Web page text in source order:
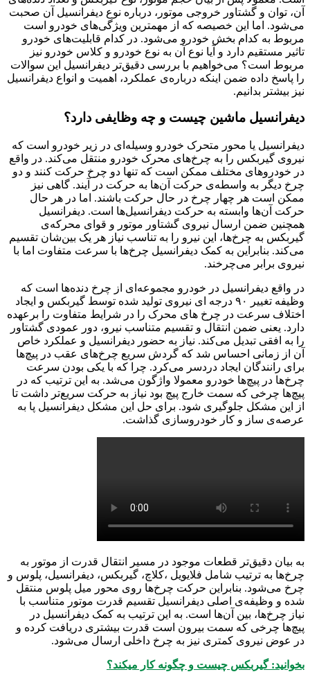
آن، توان و گشتاور خروجی موتور، درباره‌ نوع دیفرانسیل آن صحبت
می‌شود. اما این خصیصه که از مهمترین ویژگی‌های خودرو است
مربوط به کدام بخش خودرو می‌شود. در کدام قابلیت‌های خودرو
تاثیر مستقیم دارد و آیا نوع آن به نوع خودرو و کلاس خودرو نیز
‬نیز‭ ‬بیشتر‭ ‬بدانیم‭.‬
دیفرانسیل ماشین چیست و چه وظایفی دارد؟
دیفرانسیل یا محور متحرک خودرو وسیله‌ای در زیر خودرو است که
نیروی گیربکس را به چرخ‌های محرک خودرو منتقل می‌کند. در واقع
در خودروهای مختلف ممکن است که تنها دو چرخ حرکت کنند و دو
چرخ دیگر به واسطه‌ی حرکت آن‌ها به حرکت در آیند. گاهی نیز
ممکن است هر چهار چرخ در حال حرکت باشند. اما در هر حال
حرکت آن‌ها وابسته به حرکت دیفرانسیل‌ها است. دیفرانسیل
همچنین ضمن ارسال نیروی گشتاور موتور و قوای محرکه‌ی
گیربکس به چرخ‌ها، این نیرو را به تناسب نیاز هر یک بین‌شان تقسیم
می‌کند. بنابراین به کمک دیفرانسیل چرخ‌ها با سرعت متفاوت اما با
نیروی برابر می‌چرخند.
‬دارد‭.‬ یعنی ضمن انتقال و تقسیم متناسب نیرو، دور عمودی گشتاور
را به افقی تبدیل می‌کند. نیاز به حضور دیفرانسیل و عملکرد خاص
آن از زمانی احساس شد که گردش سریع چرخ‌های عقب در پیچ‌ها
برای رانندگان ایجاد دردسر می‌کرد. چرا که با یکی بودن سرعت
چرخ‌ها در پیچ‌ها خودرو معمولا واژگون می‌شد. به این ترتیب که در
پیچ‌ها چرخی که سمت خارج پیچ بود نیاز به حرکت سریع‌تر داشت تا
از این مشکل جلوگیری شود. برای حل این مشکل دیفرانسیل پا به
عرصه‌ی ساز و کار خودروسازی گذاشت.
به بیان دقیق‌تر قطعات موجود در مسیر انتقال قدرت از موتور به
چرخ‌ها به ترتیب شامل فلایویل ،کلاچ، گیربکس، دیفرانسیل، پلوس و
چرخ می‌شود. بنابراین حرکت چرخ‌ها روی محور میل پلوس منتقل
شده و وظیفه‌ی اصلی دیفرانسیل تقسیم قدرت موتور متناسب با
نیاز چرخ‌ها، بین آن‌ها است. به این ترتیب به کمک دیفرانسیل در
پیچ‌ها چرخی که سمت بیرون است قدرت بیشتری دریافت کرده و
در عوض نیروی کمتری نیز به چرخ داخلی ارسال می‌شود.
بخوانید: گیربکس چیست و چگونه کار میکند؟